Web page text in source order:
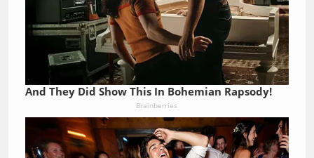
And They Did Show This In Bohemian Rapsody!
Brainberries